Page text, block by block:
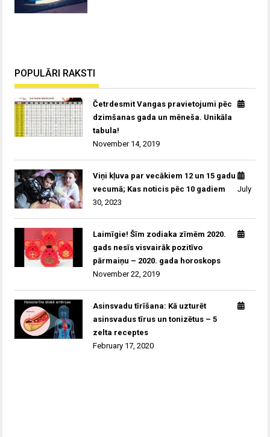
POPULĀRI RAKSTI
Četrdesmit Vangas pravietojumi pēc
dzimšanas gada un mēneša. Unikāla
tabula!
November 14, 2019
Viņi kļuva par vecākiem 12 un 15 gadu
vecumā; Kas noticis pēc 10 gadiem
July
30, 2023
Laimīgie! Šīm zodiaka zīmēm 2020.
gads nesīs visvairāk pozitīvo
pārmaiņu – 2020. gada horoskops
November 22, 2019
Asinsvadu tīrīšana: Kā uzturēt
asinsvadus tīrus un tonizētus – 5
zelta receptes
February 17, 2020